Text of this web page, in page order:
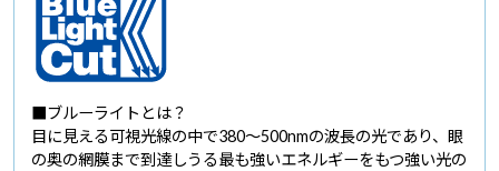
■ブルーライトとは？
目に見える可視光線の中で380～500nmの波長の光であり、眼
の奥の網膜まで到達しうる最も強いエネルギーをもつ強い光の